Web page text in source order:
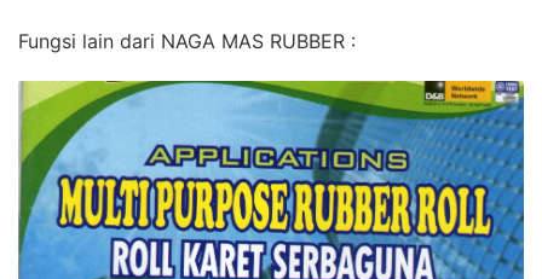
Fungsi lain dari NAGA MAS RUBBER :